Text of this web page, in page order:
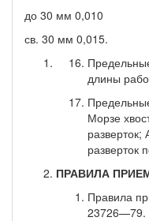
до 30 мм 0,010
св. 30 мм 0,015.
длины
Морзе
ПРАВИЛА
Правила
23726—79.